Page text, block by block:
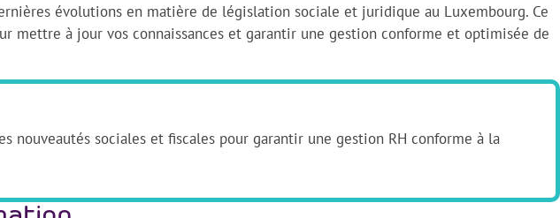
évolutions en matière de législation sociale et juridique au Luxembourg. Ce
mettre à jour vos connaissances et garantir une gestion conforme et optimisée de
nouveautés sociales et fiscales pour garantir une gestion RH conforme à la